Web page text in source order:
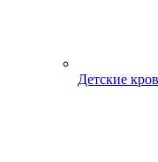
Детские